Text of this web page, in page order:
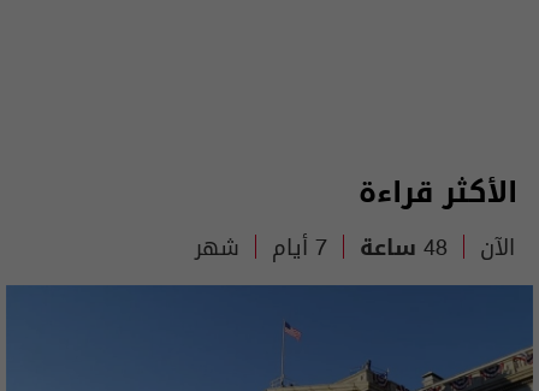
الأكثر قراءة
الآن 48 ساعة 7 أيام شهر